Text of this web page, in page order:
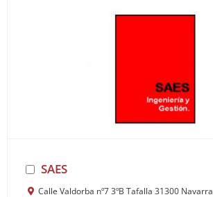
SAES
Calle Valdorba nº7 3ºB Tafalla 31300 Navarra